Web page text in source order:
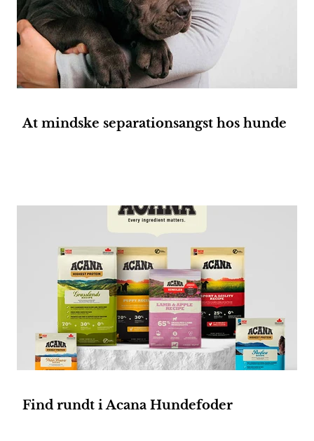
At mindske separationsangst hos hunde
Find rundt i Acana Hundefoder